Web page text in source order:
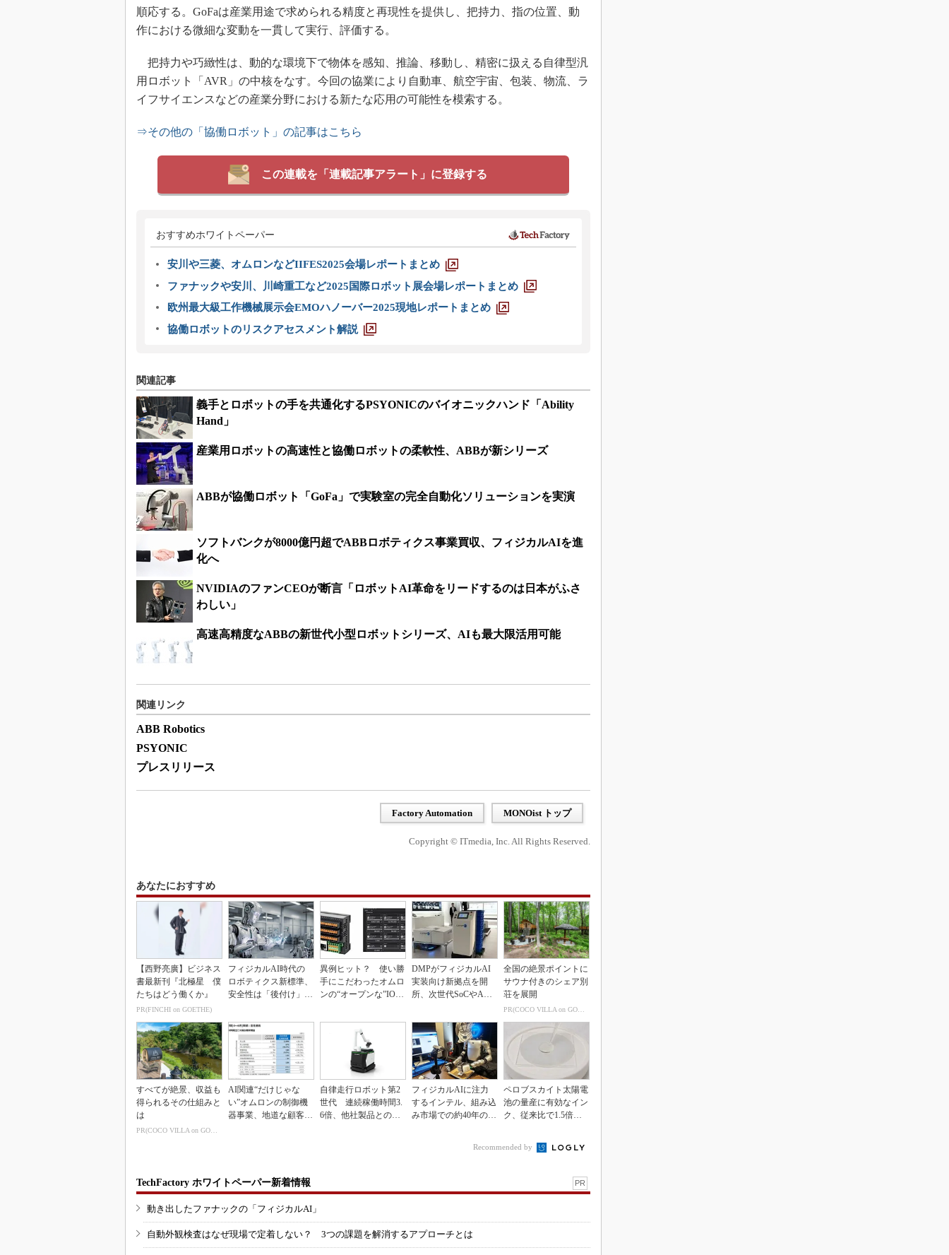
順応する。GoFaは産業用途で求められる精度と再現性を提供し、把持力、指の位置、動
作における微細な変動を一貫して実行、評価する。
把持力や巧緻性は、動的な環境下で物体を感知、推論、移動し、精密に扱える自律型汎
用ロボット「AVR」の中核をなす。今回の協業により自動車、航空宇宙、包装、物流、ラ
イフサイエンスなどの産業分野における新たな応用の可能性を模索する。
⇒その他の「協働ロボット」の記事はこちら
この連載を「連載記事アラート」に登録する
おすすめホワイトペーパー
安川や三菱、オムロンなどIIFES2025会場レポートまとめ
ファナックや安川、川崎重工など2025国際ロボット展会場レポートまとめ
欧州最大級工作機械展示会EMOハノーバー2025現地レポートまとめ
協働ロボットのリスクアセスメント解説
関連記事
義手とロボットの手を共通化するPSYONICのバイオニックハンド「Ability
Hand」
産業用ロボットの高速性と協働ロボットの柔軟性、ABBが新シリーズ
ABBが協働ロボット「GoFa」で実験室の完全自動化ソリューションを実演
ソフトバンクが8000億円超でABBロボティクス事業買収、フィジカルAIを進
化へ
NVIDIAのファンCEOが断言「ロボットAI革命をリードするのは日本がふさ
わしい」
高速高精度なABBの新世代小型ロボットシリーズ、AIも最大限活用可能
関連リンク
ABB Robotics
PSYONIC
プレスリリース
Factory Automation MONOist トップ
Copyright © ITmedia, Inc. All Rights Reserved.
あなたにおすすめ
【西野亮廣】ビジネス
書最新刊『北極星 僕
たちはどう働くか』
PR(FINCHI on GOETHE)
フィジカルAI時代の
ロボティクス新標準、
安全性は「後付け」で
異例ヒット？ 使い勝
手にこだわったオムロ
ンの“オープンな”IO-L
DMPがフィジカルAI
実装向け新拠点を開
所、次世代SoCやAM
全国の絶景ポイントに
サウナ付きのシェア別
荘を展開
PR(COCO VILLA on GOETHE)
すべてが絶景、収益も
得られるその仕組みと
は
PR(COCO VILLA on GOETHE)
AI関連“だけじゃな
い”オムロンの制御機
器事業、地道な顧客基
自律走行ロボット第2
世代 連続稼働時間3.
6倍、他社製品との連
フィジカルAIに注力
するインテル、組み込
み市場での約40年の実
ペロブスカイト太陽電
池の量産に有効なイン
ク、従来比で1.5倍の
Recommended by
TechFactory ホワイトペーパー新着情報 PR
動き出したファナックの「フィジカルAI」
自動外観検査はなぜ現場で定着しない？ 3つの課題を解消するアプローチとは